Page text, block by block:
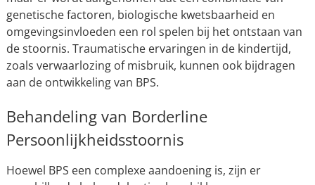
genetische factoren, biologische kwetsbaarheid en
omgevingsinvloeden een rol spelen bij het ontstaan van
de stoornis. Traumatische ervaringen in de kindertijd,
zoals verwaarlozing of misbruik, kunnen ook bijdragen
aan de ontwikkeling van BPS.
Behandeling van Borderline
Persoonlijkheidsstoornis
Hoewel BPS een complexe aandoening is, zijn er